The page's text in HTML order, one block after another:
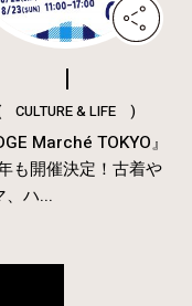
CULTURE & LIFE )
Marché TOKYO』
も開催決定！古着や
、ハ...